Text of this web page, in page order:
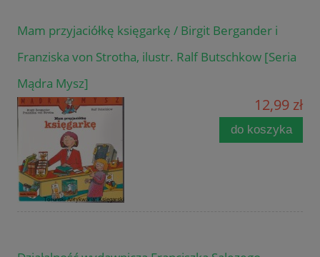
Mam przyjaciółkę księgarkę / Birgit Bergander i
Franziska von Strotha, ilustr. Ralf Butschkow [Seria
Mądra Mysz]
12,99 zł
do koszyka